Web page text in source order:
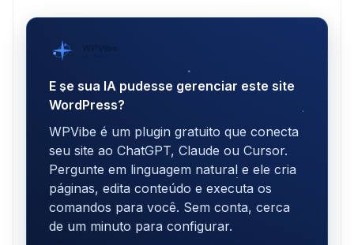
WPVibe
E se sua IA pudesse gerenciar este site
WordPress?
WPVibe é um plugin gratuito que conecta
seu site ao ChatGPT, Claude ou Cursor.
Pergunte em linguagem natural e ele cria
páginas, edita conteúdo e executa os
comandos para você. Sem conta, cerca
de um minuto para configurar.